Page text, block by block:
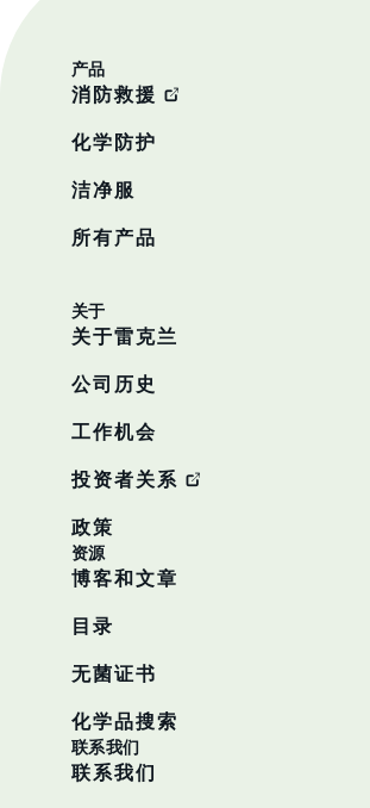
产品
消防救援
化学防护
洁净服
所有产品
关于
关于雷克兰
公司历史
工作机会
投资者关系
政策
资源
博客和文章
目录
无菌证书
化学品搜索
联系我们
联系我们